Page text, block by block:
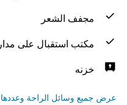
مجفف الشعر
مكتب استقبال على مدار 24 ساعة
خزنه
عرض جميع وسائل الراحة وعددها 16